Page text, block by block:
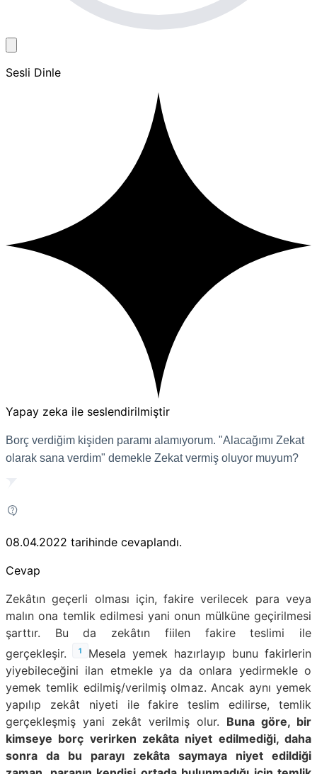
Sesli Dinle
Yapay zeka ile seslendirilmiştir
Borç verdiğim kişiden paramı alamıyorum. "Alacağımı Zekat
olarak sana verdim" demekle Zekat vermiş oluyor muyum?
08.04.2022 tarihinde cevaplandı.
Cevap
Zekâtın geçerli olması için, fakire verilecek para veya
malın ona temlik edilmesi yani onun mülküne geçirilmesi
şarttır. Bu da zekâtın fiilen fakire teslimi ile
gerçekleşir.
1
Mesela yemek hazırlayıp bunu fakirlerin
yiyebileceğini ilan etmekle ya da onlara yedirmekle o
yemek temlik edilmiş/verilmiş olmaz. Ancak aynı yemek
yapılıp zekât niyeti ile fakire teslim edilirse, temlik
gerçekleşmiş yani zekât verilmiş olur. Buna göre, bir
kimseye borç verirken zekâta niyet edilmediği, daha
sonra da bu parayı zekâta saymaya niyet edildiği